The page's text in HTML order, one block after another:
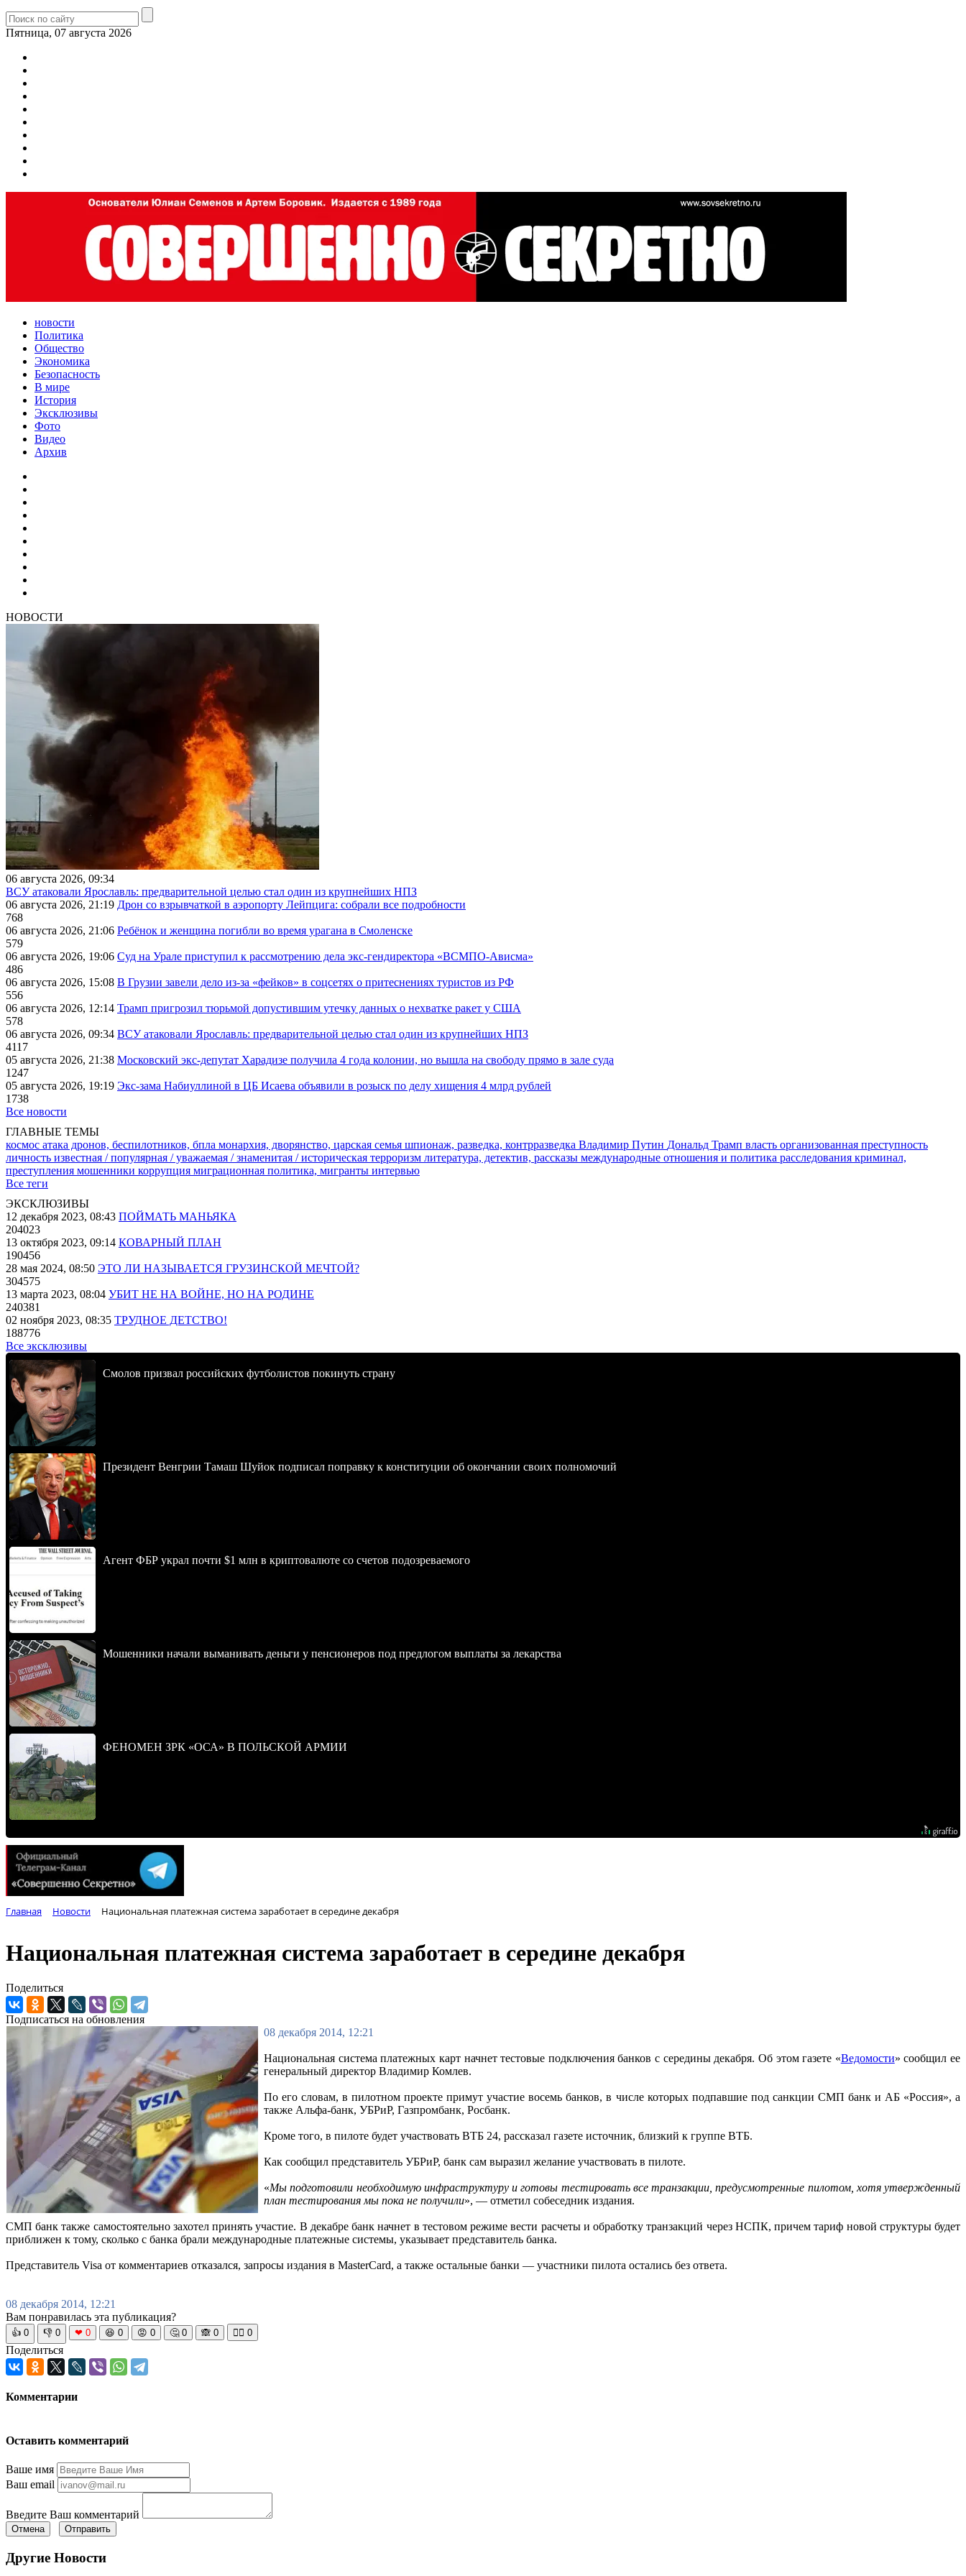
Пятница, 07 августа 2026
новости
Политика
Общество
Экономика
Безопасность
В мире
История
Эксклюзивы
Фото
Видео
Архив
НОВОСТИ
06 августа 2026, 09:34
ВСУ атаковали Ярославль: предварительной целью стал один из крупнейших НПЗ
06 августа 2026, 21:19 Дрон со взрывчаткой в аэропорту Лейпцига: собрали все подробности
768
06 августа 2026, 21:06 Ребёнок и женщина погибли во время урагана в Смоленске
579
06 августа 2026, 19:06 Суд на Урале приступил к рассмотрению дела экс-гендиректора «ВСМПО-Ависма»
486
06 августа 2026, 15:08 В Грузии завели дело из-за «фейков» в соцсетях о притеснениях туристов из РФ
556
06 августа 2026, 12:14 Трамп пригрозил тюрьмой допустившим утечку данных о нехватке ракет у США
578
06 августа 2026, 09:34 ВСУ атаковали Ярославль: предварительной целью стал один из крупнейших НПЗ
4117
05 августа 2026, 21:38 Московский экс-депутат Харадизе получила 4 года колонии, но вышла на свободу прямо в зале суда
1247
05 августа 2026, 19:19 Экс-зама Набиуллиной в ЦБ Исаева объявили в розыск по делу хищения 4 млрд рублей
1738
Все новости
ГЛАВНЫЕ ТЕМЫ
космос атака дронов, беспилотников, бпла монархия, дворянство, царская семья шпионаж, разведка, контрразведка Владимир Путин Дональд Трамп власть организованная преступность
личность известная / популярная / уважаемая / знаменитая / историческая терроризм литература, детектив, рассказы международные отношения и политика расследования криминал,
преступления мошенники коррупция миграционная политика, мигранты интервью
Все теги
ЭКСКЛЮЗИВЫ
12 декабря 2023, 08:43 ПОЙМАТЬ МАНЬЯКА
204023
13 октября 2023, 09:14 КОВАРНЫЙ ПЛАН
190456
28 мая 2024, 08:50 ЭТО ЛИ НАЗЫВАЕТСЯ ГРУЗИНСКОЙ МЕЧТОЙ?
304575
13 марта 2023, 08:04 УБИТ НЕ НА ВОЙНЕ, НО НА РОДИНЕ
240381
02 ноября 2023, 08:35 ТРУДНОЕ ДЕТСТВО!
188776
Все эксклюзивы
Смолов призвал российских футболистов покинуть страну
Президент Венгрии Тамаш Шуйок подписал поправку к конституции об окончании своих полномочий
Агент ФБР украл почти $1 млн в криптовалюте со счетов подозреваемого
Мошенники начали выманивать деньги у пенсионеров под предлогом выплаты за лекарства
ФЕНОМЕН ЗРК «ОСА» В ПОЛЬСКОЙ АРМИИ
Главная Новости Национальная платежная система заработает в середине декабря
Национальная платежная система заработает в середине декабря
Поделиться
Подписаться на обновления
08 декабря 2014, 12:21
Национальная система платежных карт начнет тестовые подключения банков с середины декабря. Об этом газете «Ведомости» сообщил ее
генеральный директор Владимир Комлев.
По его словам, в пилотном проекте примут участие восемь банков, в числе которых подпавшие под санкции СМП банк и АБ «Россия», а
также Альфа-банк, УБРиР, Газпромбанк, Росбанк.
Кроме того, в пилоте будет участвовать ВТБ 24, рассказал газете источник, близкий к группе ВТБ.
Как сообщил представитель УБРиР, банк сам выразил желание участвовать в пилоте.
«Мы подготовили необходимую инфраструктуру и готовы тестировать все транзакции, предусмотренные пилотом, хотя утвержденный
план тестирования мы пока не получили», — отметил собеседник издания.
СМП банк также самостоятельно захотел принять участие. В декабре банк начнет в тестовом режиме вести расчеты и обработку транзакций через НСПК, причем тариф новой структуры будет
приближен к тому, сколько с банка брали международные платежные системы, указывает представитель банка.
Представитель Visa от комментариев отказался, запросы издания в MasterCard, а также остальные банки — участники пилота остались без ответа.
08 декабря 2014, 12:21
Вам понравилась эта публикация?
👍 0 👎 0 ❤ 0 😆 0 😡 0 🤔 0 🙈 0 🧘‍♀️ 0
Поделиться
Комментарии
Оставить комментарий
Ваше имя
Ваш email
Введите Ваш комментарий
Отмена Отправить
Другие Новости